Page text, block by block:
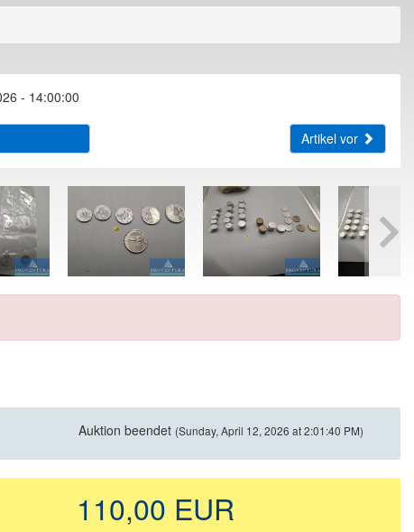
- 14:00:00
Artikel vor
Auktion beendet (Sunday, April 12, 2026 at 2:01:40 PM)
110,00 EUR